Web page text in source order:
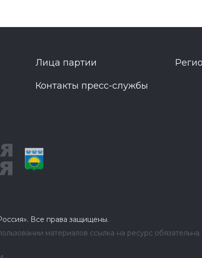
Лица партии
Контакты пресс-службы
Все права защищены.
материалов ссылка на ресурс обязательна.